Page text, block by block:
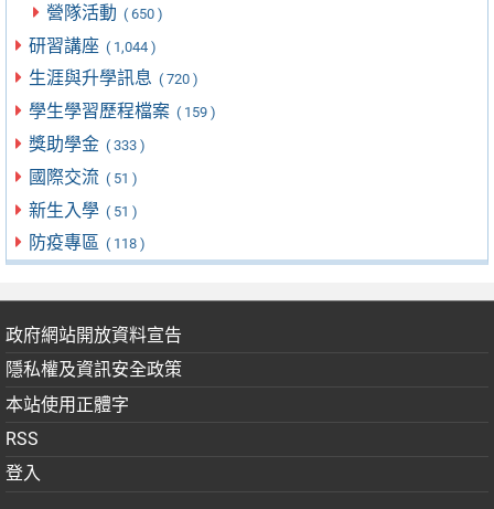
營隊活動 ( 650 )
研習講座 ( 1,044 )
生涯與升學訊息 ( 720 )
學生學習歷程檔案 ( 159 )
獎助學金 ( 333 )
國際交流 ( 51 )
新生入學 ( 51 )
防疫專區 ( 118 )
政府網站開放資料宣告
隱私權及資訊安全政策
本站使用正體字
RSS
登入